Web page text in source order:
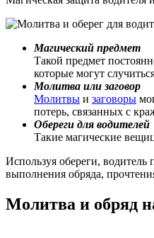
Магический предмет
Такой предмет
которые могут
Молитва или заговор
Молитвы и заговоры
потерь, связанных с
Обереги для водителей
Такие магические
Используя обереги,
выполнения обряда,
Молитва и обряд